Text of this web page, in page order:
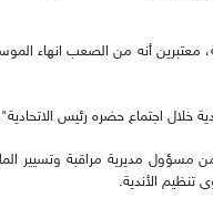
معتبرين أنه من الصعب انهاء
خلال اجتماع حضره رئيس
مديرية مراقبة وتسيير
تنظيم الأندية.